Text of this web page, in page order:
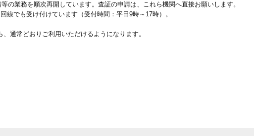
業務を順次再開しています。査証の申請は、これら機関へ直接お願いします。
でも受け付けています（受付時間：平日9時～17時）。
通常どおりご利用いただけるようになります。